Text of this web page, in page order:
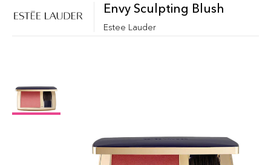
Envy Sculpting Blush
Estee Lauder